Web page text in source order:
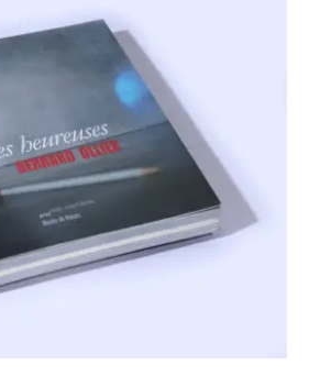
– Ombres heureuses